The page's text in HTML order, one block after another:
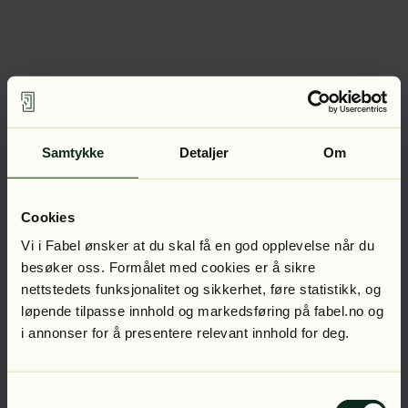
Samtykke Detaljer Om
Cookies
Vi i Fabel ønsker at du skal få en god opplevelse når du
besøker oss. Formålet med cookies er å sikre
nettstedets funksjonalitet og sikkerhet, føre statistikk, og
løpende tilpasse innhold og markedsføring på fabel.no og
i annonser for å presentere relevant innhold for deg.